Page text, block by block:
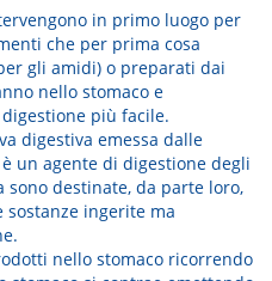
in primo luogo per
che per prima cosa
gli amidi) o preparati dai
nello stomaco e
più facile.
digestiva emessa dalle
un agente di digestione degli
destinate, da parte loro,
ingerite ma
nello stomaco ricorrendo